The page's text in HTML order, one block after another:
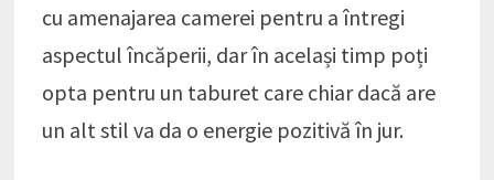
cu amenajarea camerei pentru a întregi
aspectul încăperii, dar în același timp poți
opta pentru un taburet care chiar dacă are
un alt stil va da o energie pozitivă în jur.